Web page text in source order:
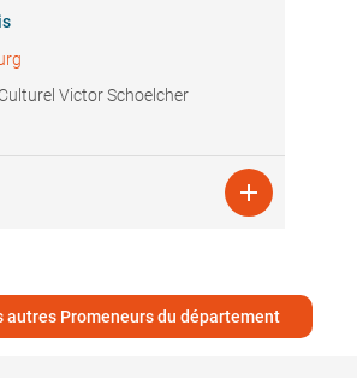
Victor Schoelcher

autres Promeneurs du département